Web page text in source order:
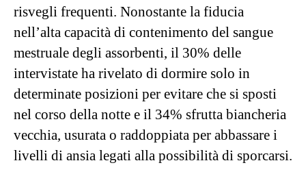
risvegli frequenti. Nonostante la fiducia
nell’alta capacità di contenimento del sangue
mestruale degli assorbenti, il 30% delle
intervistate ha rivelato di dormire solo in
determinate posizioni per evitare che si sposti
nel corso della notte e il 34% sfrutta biancheria
vecchia, usurata o raddoppiata per abbassare i
livelli di ansia legati alla possibilità di sporcarsi.